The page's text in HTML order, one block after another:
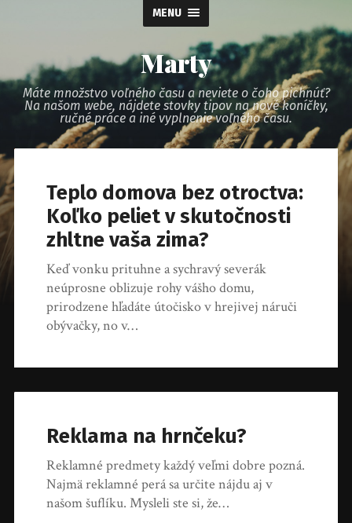
MENU
Marty
Máte množstvo voľného času a neviete o čoho pichnúť?
Na našom webe, nájdete stovky tipov na nové koníčky,
ručné práce a iné vyplnenie voľného času.
Teplo domova bez otroctva:
Koľko peliet v skutočnosti
zhltne vaša zima?
Keď vonku prituhne a sychravý severák
neúprosne oblizuje rohy vášho domu,
prirodzene hľadáte útočisko v hrejivej náruči
obývačky, no v…
Reklama na hrnčeku?
Reklamné predmety každý veľmi dobre pozná.
Najmä reklamné perá sa určite nájdu aj v
našom šuflíku. Mysleli ste si, že…